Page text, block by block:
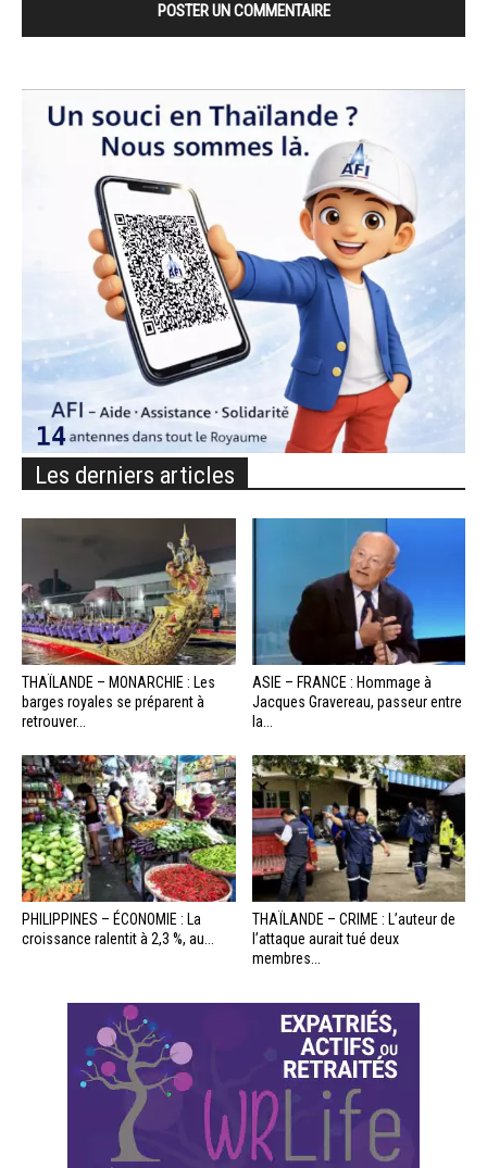
Les derniers articles
THAÏLANDE – MONARCHIE : Les
barges royales se préparent à
retrouver...
ASIE – FRANCE : Hommage à
Jacques Gravereau, passeur entre
la...
PHILIPPINES – ÉCONOMIE : La
croissance ralentit à 2,3 %, au...
THAÏLANDE – CRIME : L’auteur de
l’attaque aurait tué deux
membres...